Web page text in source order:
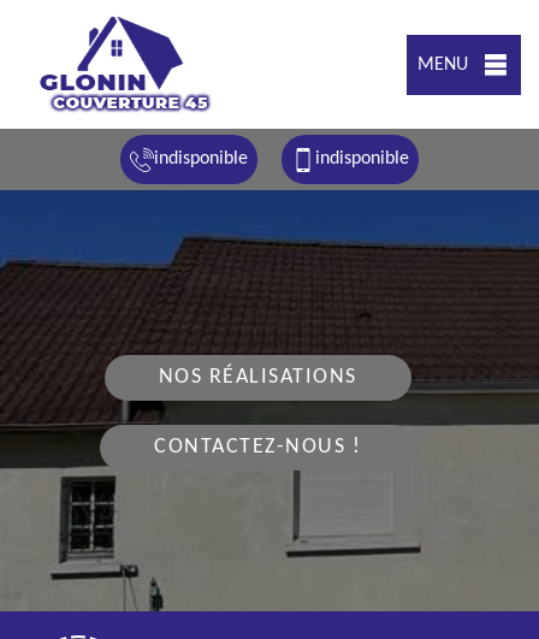
MENU
indisponible indisponible
NOS RÉALISATIONS
CONTACTEZ-NOUS !